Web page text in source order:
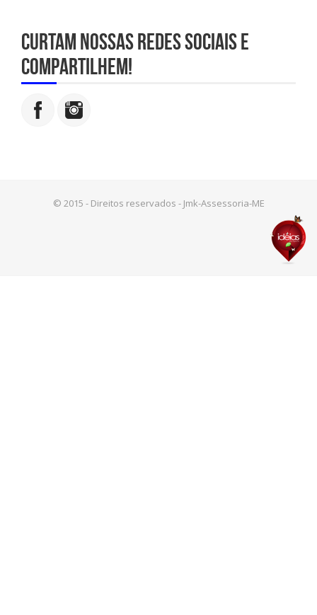
Curtam nossas redes sociais e
compartilhem!
© 2015 - Direitos reservados - Jmk-Assessoria-ME